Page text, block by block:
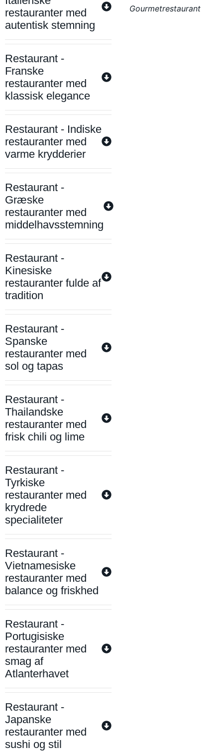
restauranter med
autentisk stemning
Restaurant -
Franske
restauranter med
klassisk elegance
Restaurant - Indiske
restauranter med
varme krydderier
Restaurant -
Græske
restauranter med
middelhavsstemning
Restaurant -
Kinesiske
restauranter fulde af
tradition
Restaurant -
Spanske
restauranter med
sol og tapas
Restaurant -
Thailandske
restauranter med
frisk chili og lime
Restaurant -
Tyrkiske
restauranter med
krydrede
specialiteter
Restaurant -
Vietnamesiske
restauranter med
balance og friskhed
Restaurant -
Portugisiske
restauranter med
smag af
Atlanterhavet
Restaurant -
Japanske
restauranter med
sushi og stil
Gourmetrestaurant